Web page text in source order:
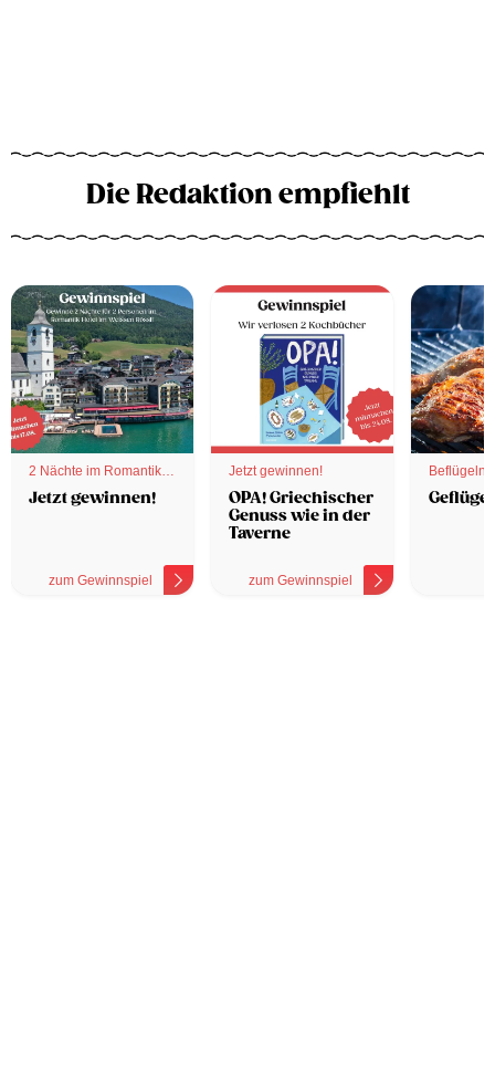
Die Redaktion empfiehlt
2 Nächte im Romantik
Hotel
Jetzt gewinnen!
zum Gewinnspiel
Jetzt gewinnen!
OPA! Griechischer
Genuss wie in der
Taverne
zum Gewinnspiel